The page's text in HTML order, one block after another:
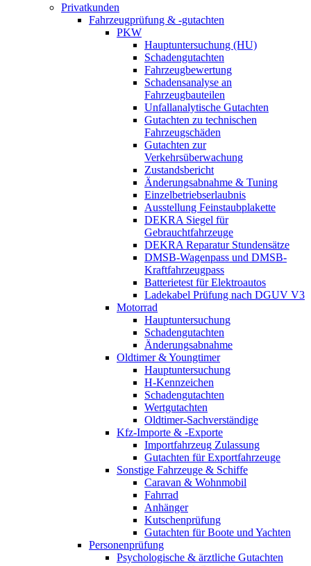
Privatkunden
Fahrzeugprüfung & -gutachten
PKW
Hauptuntersuchung (HU)
Schadengutachten
Fahrzeugbewertung
Schadensanalyse an
Fahrzeugbauteilen
Unfallanalytische Gutachten
Gutachten zu technischen
Fahrzeugschäden
Gutachten zur
Verkehrsüberwachung
Zustandsbericht
Änderungsabnahme & Tuning
Einzelbetriebserlaubnis
Ausstellung Feinstaubplakette
DEKRA Siegel für
Gebrauchtfahrzeuge
DEKRA Reparatur Stundensätze
DMSB-Wagenpass und DMSB-
Kraftfahrzeugpass
Batterietest für Elektroautos
Ladekabel Prüfung nach DGUV V3
Motorrad
Hauptuntersuchung
Schadengutachten
Änderungsabnahme
Oldtimer & Youngtimer
Hauptuntersuchung
H-Kennzeichen
Schadengutachten
Wertgutachten
Oldtimer-Sachverständige
Kfz-Importe & -Exporte
Importfahrzeug Zulassung
Gutachten für Exportfahrzeuge
Sonstige Fahrzeuge & Schiffe
Caravan & Wohnmobil
Fahrrad
Anhänger
Kutschenprüfung
Gutachten für Boote und Yachten
Personenprüfung
Psychologische & ärztliche Gutachten